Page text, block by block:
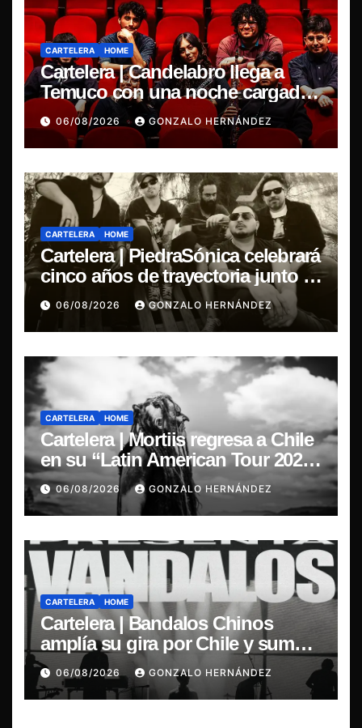
CARTELERA HOME
Cartelera | Candelabro llega a
Temuco con una noche cargada
de indie
06/08/2026 GONZALO HERNÁNDEZ
CARTELERA HOME
Cartelera | PiedraSónica celebrará
cinco años de trayectoria junto a
The Ganjas en el Bar de René
06/08/2026 GONZALO HERNÁNDEZ
CARTELERA HOME
Cartelera | Mortiis regresa a Chile
en su “Latin American Tour 2026”
y exclusivo show en Sala RBX
06/08/2026 GONZALO HERNÁNDEZ
CARTELERA HOME
Cartelera | Bandalos Chinos
amplía su gira por Chile y suma
concierto en Concepción
06/08/2026 GONZALO HERNÁNDEZ